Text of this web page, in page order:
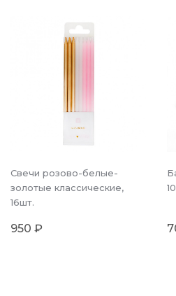
Свечи розово-белые-
золотые классические,
16шт.
950 ₽